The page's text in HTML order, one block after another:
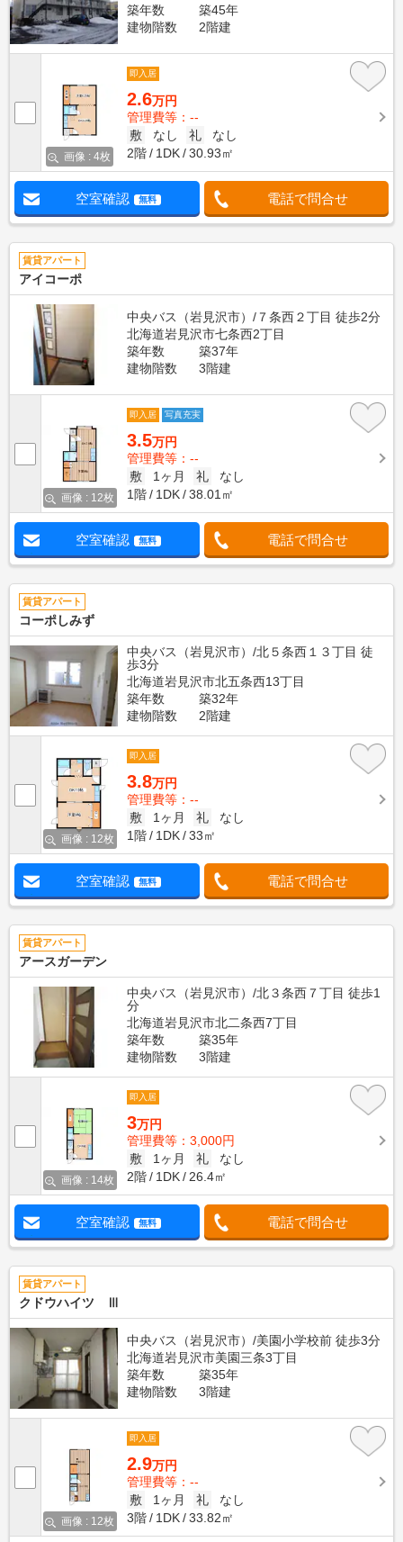
築年数
築45年
建物階数
2階建
画像 : 4枚
即入居
2.6万円
管理費等：--
敷
なし 礼
なし
2階
1DK 30.93㎡
空室確認 無料 電話で問合せ
賃貸アパート
アイコーポ
中央バス（岩見沢市）/７条西２丁目 徒歩2分
北海道岩見沢市七条西2丁目
築年数
築37年
建物階数
3階建
画像 : 12枚
即入居 写真充実
3.5万円
管理費等：--
敷
1ヶ月 礼
なし
1階
1DK 38.01㎡
空室確認 無料 電話で問合せ
賃貸アパート
コーポしみず
中央バス（岩見沢市）/北５条西１３丁目 徒
歩3分
北海道岩見沢市北五条西13丁目
築年数
築32年
建物階数
2階建
画像 : 12枚
即入居
3.8万円
管理費等：--
敷
1ヶ月 礼
なし
1階
1DK 33㎡
空室確認 無料 電話で問合せ
賃貸アパート
アースガーデン
中央バス（岩見沢市）/北３条西７丁目 徒歩1
分
北海道岩見沢市北二条西7丁目
築年数
築35年
建物階数
3階建
画像 : 14枚
即入居
3万円
管理費等：3,000円
敷
1ヶ月 礼
なし
2階
1DK 26.4㎡
空室確認 無料 電話で問合せ
賃貸アパート
クドウハイツ Ⅲ
中央バス（岩見沢市）/美園小学校前 徒歩3分
北海道岩見沢市美園三条3丁目
築年数
築35年
建物階数
3階建
画像 : 12枚
即入居
2.9万円
管理費等：--
敷
1ヶ月 礼
なし
3階
1DK 33.82㎡